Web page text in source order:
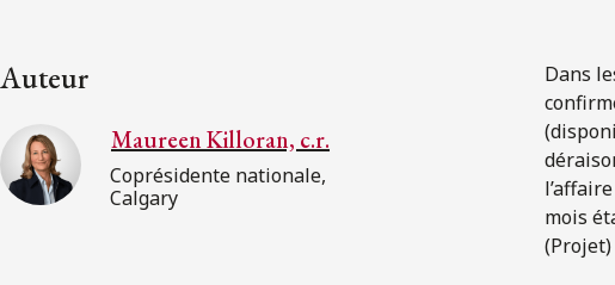
Auteur
Maureen Killoran, c.r.
Coprésidente nationale,
Calgary
Dans
l’affaire
mois
(Projet)